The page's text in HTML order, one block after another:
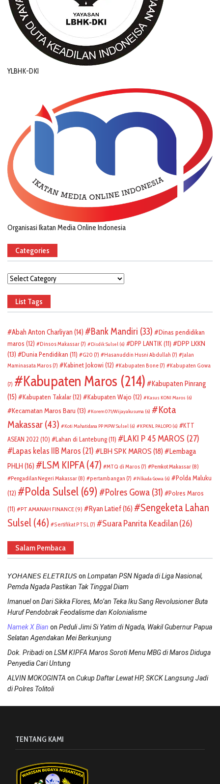
YLBHK-DKI
Organisasi Ikatan Media Online Indonesia
Categories
Categories
List Tags
Abah Anton Charliyan (14) Bank Mandiri (33)
Dinas pendidikan
maros (12) Dinsos Makassar (7) Disdik Sulsel (6) DPP LANTIK(11)
DPP LKKN
(13)
Dunia Pendidikan (11) G20 (7) Hasanuddin Husni Abdullah (7)
Jalan
Maminasata Maros (7) Kabinet Jokowi (12) Kabupaten Bone (7) Kabupaten Gowa
(7) Kabupaten Maros (214)
Kabupaten Pinrang
(15)
Kabupaten Takalar(12) Kabupaten Wajo (12) Kasus KONI Maros (6)
Kecamatan Maros Baru (13) Korem 071/Wijayakusuma (6)
Kota
Makassar (43) Koti Mahatidana PP MPW Sulsel (6) KPKNL PALOPO (6)
KTT
ASEAN 2022 (10) Lahan di Lantebung(11) LAKI P 45 MAROS (27)
Lapas kelas IIB Maros (21) LBH SPK MAROS (18)
Lembaga
PHLH (16) LSM KIPFA (47) MTQ di Maros (7) Pemkot Makassar (8)
Pengadilan Negeri Makassar (8) pertambangan (7) Pilkada Gowa (6)
Polda Maluku
(12)
Polda Sulsel (69) Polres Gowa (31)
Polres Maros
(11)
PT AMANAH FINANCE(9) Ryan Latief(16)
Sengeketa Lahan
Sulsel (46) Sertifikat PTSL (7) Suara Panrita Keadilan(26)
Salam Pembaca
𝘠𝘖𝘏𝘈𝘕𝘌𝘚 𝘌𝘓𝘌𝘛𝘙𝘐𝘜𝘚on Lompatan PSN Ngada di Liga Nasional,
Pemda Ngada Pastikan Tak Tinggal Diam
Imanuelon Dari Sikka Flores, Mo’an Teka Iku Sang Revolusioner Buta
Huruf Pendobrak Feodalisme dan Kolonialisme
Namek X Bian on Peduli Jimi Si Yatim di Ngada, Wakil Gubernur Papua
Selatan Agendakan Mei Berkunjung
Dok. Pribadion LSM KIPFA Maros Soroti Menu MBG di Maros Diduga
Penyedia Cari Untung
ALVIN MOKOGINTA on Cukup Daftar Lewat HP, SKCK Langsung Jadi
di Polres Tolitoli
TENTANG KAMI